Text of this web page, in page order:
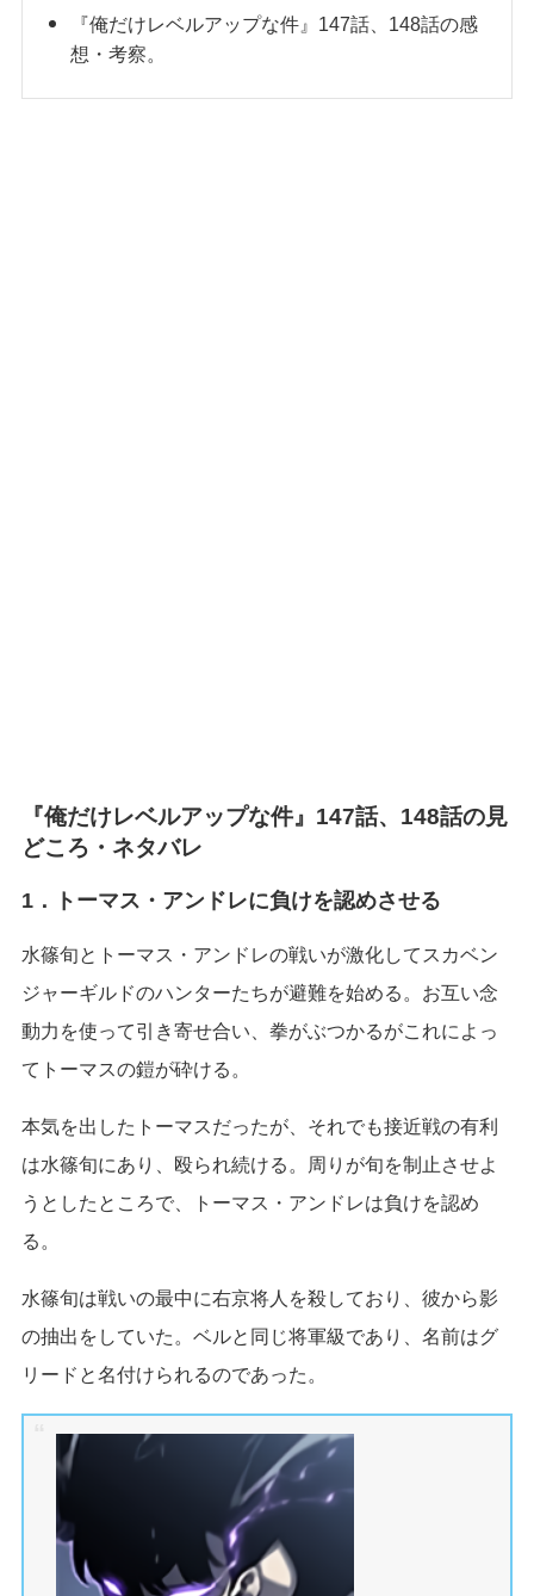
『俺だけレベルアップな件』147話、148話の感
想・考察。
『俺だけレベルアップな件』147話、148話の見
どころ・ネタバレ
1．トーマス・アンドレに負けを認めさせる
水篠旬とトーマス・アンドレの戦いが激化してスカベン
ジャーギルドのハンターたちが避難を始める。お互い念
動力を使って引き寄せ合い、拳がぶつかるがこれによっ
てトーマスの鎧が砕ける。
本気を出したトーマスだったが、それでも接近戦の有利
は水篠旬にあり、殴られ続ける。周りが旬を制止させよ
うとしたところで、トーマス・アンドレは負けを認め
る。
水篠旬は戦いの最中に右京将人を殺しており、彼から影
の抽出をしていた。ベルと同じ将軍級であり、名前はグ
リードと名付けられるのであった。